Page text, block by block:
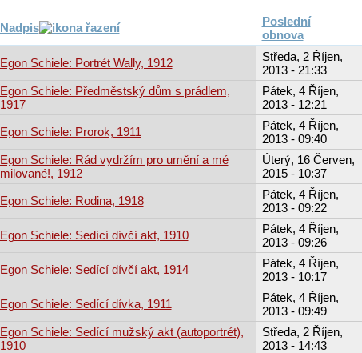
Nadpis
Poslední
obnova
Egon Schiele: Portrét Wally, 1912
Středa, 2 Říjen,
2013 - 21:33
Egon Schiele: Předměstský dům s prádlem,
1917
Pátek, 4 Říjen,
2013 - 12:21
Egon Schiele: Prorok, 1911
Pátek, 4 Říjen,
2013 - 09:40
Egon Schiele: Rád vydržím pro umění a mé
milované!, 1912
Úterý, 16 Červen,
2015 - 10:37
Egon Schiele: Rodina, 1918
Pátek, 4 Říjen,
2013 - 09:22
Egon Schiele: Sedící dívčí akt, 1910
Pátek, 4 Říjen,
2013 - 09:26
Egon Schiele: Sedící dívčí akt, 1914
Pátek, 4 Říjen,
2013 - 10:17
Egon Schiele: Sedící dívka, 1911
Pátek, 4 Říjen,
2013 - 09:49
Egon Schiele: Sedící mužský akt (autoportrét),
1910
Středa, 2 Říjen,
2013 - 14:43